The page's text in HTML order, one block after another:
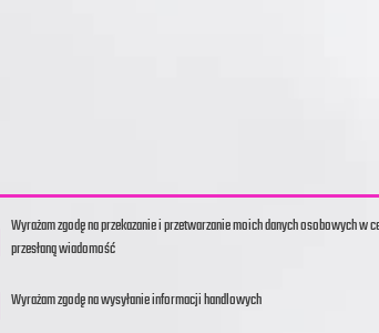
Wyrażam zgodę na przekazanie i przetwarzanie moich danych osobowych w
przesłaną wiadomość
Wyrażam zgodę na wysyłanie informacji handlowych